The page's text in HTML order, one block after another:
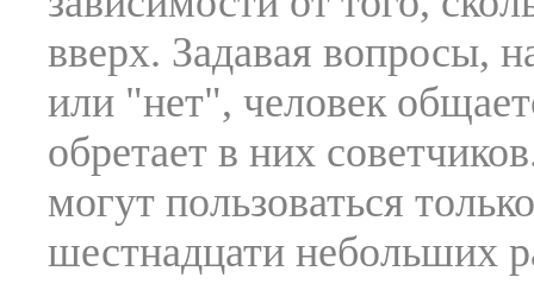
вверх. Задавая вопросы,
или "нет", человек
обретает в них
могут пользоваться
шестнадцати небольших